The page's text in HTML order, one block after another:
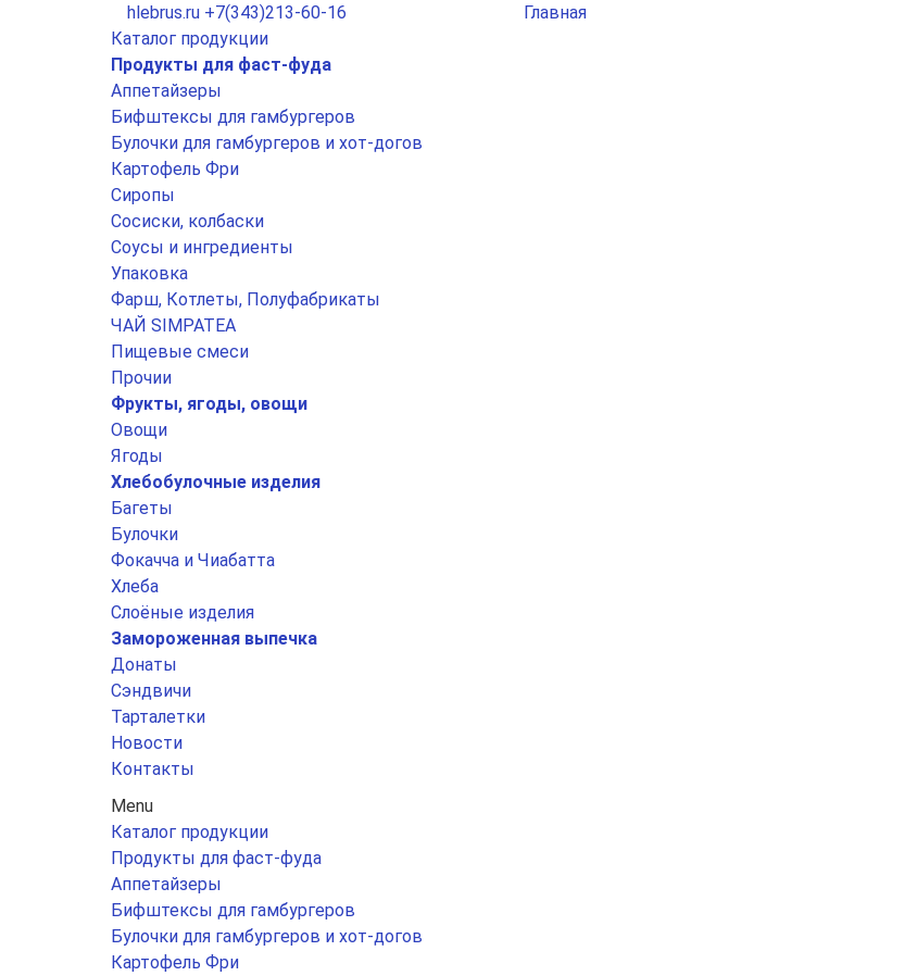
hlebrus.ru +7(343)213-60-16
Главная
Каталог продукции
Продукты для фаст-фуда
Аппетайзеры
Бифштексы для гамбургеров
Булочки для гамбургеров и хот-догов
Картофель Фри
Сиропы
Сосиски, колбаски
Соусы и ингредиенты
Упаковка
Фарш, Котлеты, Полуфабрикаты
ЧАЙ SIMPATEA
Пищевые смеси
Прочии
Фрукты, ягоды, овощи
Овощи
Ягоды
Хлебобулочные изделия
Багеты
Булочки
Фокачча и Чиабатта
Хлеба
Слоёные изделия
Замороженная выпечка
Донаты
Сэндвичи
Тарталетки
Новости
Контакты
Menu
Каталог продукции
Продукты для фаст-фуда
Аппетайзеры
Бифштексы для гамбургеров
Булочки для гамбургеров и хот-догов
Картофель Фри